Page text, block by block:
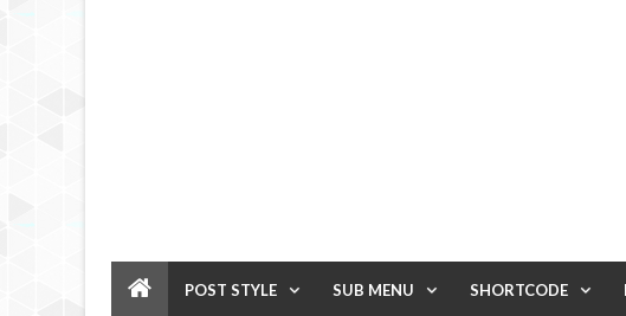
POST STYLE SUB MENU SHORTCODE